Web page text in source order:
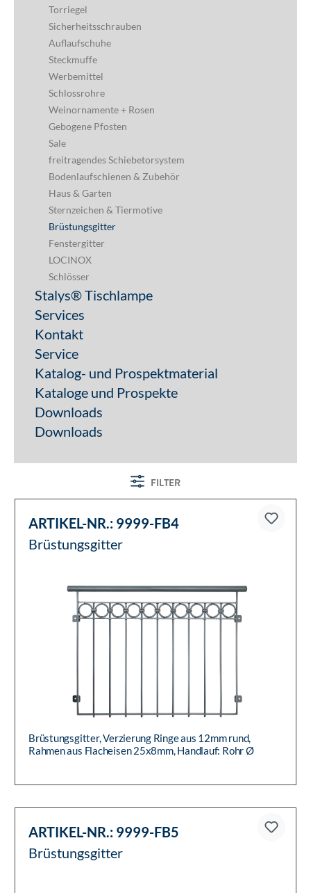
Torriegel
Sicherheitsschrauben
Auflaufschuhe
Steckmuffe
Werbemittel
Schlossrohre
Weinornamente + Rosen
Gebogene Pfosten
Sale
freitragendes Schiebetorsystem
Bodenlaufschienen & Zubehör
Haus & Garten
Sternzeichen & Tiermotive
Brüstungsgitter
Fenstergitter
LOCINOX
Schlösser
Stalys® Tischlampe
Services
Kontakt
Service
Katalog- und Prospektmaterial
Kataloge und Prospekte
Downloads
Downloads
FILTER
ARTIKEL-NR.: 9999-FB4
Brüstungsgitter
Brüstungsgitter, Verzierung Ringe aus 12mm rund,
Rahmen aus Flacheisen 25x8mm, Handlauf: Rohr Ø
ARTIKEL-NR.: 9999-FB5
Brüstungsgitter